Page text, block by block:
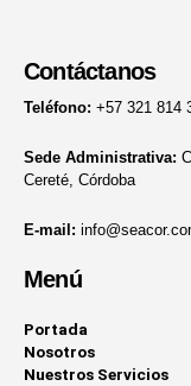
Contáctanos
Teléfono: +57 321 814
Sede Administrativa:
Cereté, Córdoba
E-mail:
Menú
Portada
Nosotros
Nuestros Servicios